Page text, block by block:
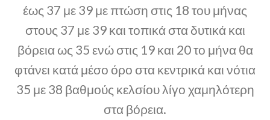
έως 37 με 39 με πτώση στις 18 του μήνας
στους 37 με 39 και τοπικά στα δυτικά και
βόρεια ως 35 ενώ στις 19 και 20 το μήνα θα
φτάνει κατά μέσο όρο στα κεντρικά και νότια
35 με 38 βαθμούς κελσίου λίγο χαμηλότερη
στα βόρεια.